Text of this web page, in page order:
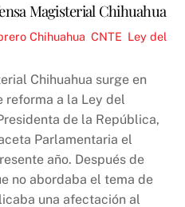
Magisterial Chihuahua
Chihuahua ,CNTE Ley del
Chihuahua surge en
reforma a la Ley del
de la República,
Parlamentaria el
año. Después de
no abordaba el tema de
una afectación al